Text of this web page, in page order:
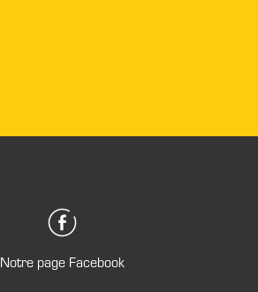
Notre page Facebook